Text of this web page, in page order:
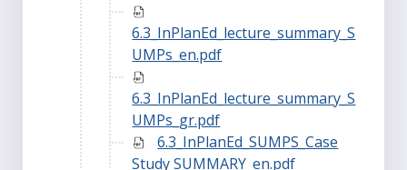
6.3_InPlanEd_lecture_summary_S
UMPs_en.pdf
6.3_InPlanEd_lecture_summary_S
UMPs_gr.pdf
6.3_InPlanEd_SUMPS_Case
Study SUMMARY_en.pdf